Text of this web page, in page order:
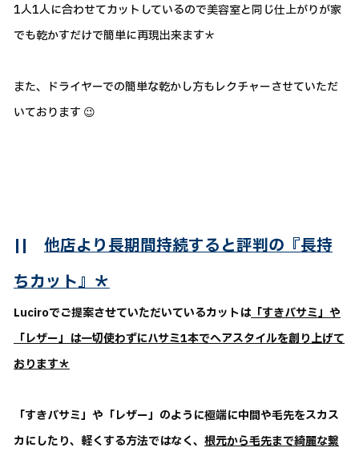
1人1人に合わせてカットしているので美容室と同じ仕上がりが家
でも乾かすだけで簡単に再現出来ます＊
また、ドライヤーでの簡単な乾かし方もレクチャーさせていただ
いております 😉
|| 他店より長期間持続すると評判の『長持
ちカット』＊
Luciroでご提案させていただいているカットは「すきバサミ」や
「レザー」は一切使わずにハサミ1本でヘアスタイルを創り上げて
おります＊
「すきバサミ」や「レザー」のように極端に中間や毛先をスカス
カにしたり、軽くする方法ではなく、 根元から毛先まで綺麗な繋